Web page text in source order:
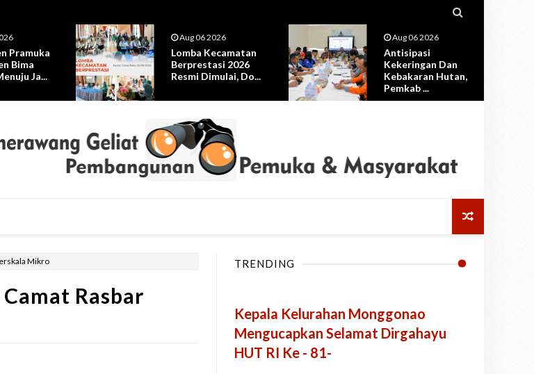

Pramuka
Bima
Ja...
Aug 06 2026
Lomba Kecamatan
Berprestasi 2026
Resmi Dimulai, Do...
Aug 06 2026
Antisipasi
Kekeringan Dan
Kebakaran Hutan,
Pemkab ...
Mikro
Rasbar
TRENDING
Kepala Kelurahan Monggonao
Mengucapkan Selamat Dirgahayu
HUT RI Ke - 81-